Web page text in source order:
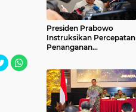
Presiden Prabowo
Instruksikan Percepatan
Penanganan
BBM